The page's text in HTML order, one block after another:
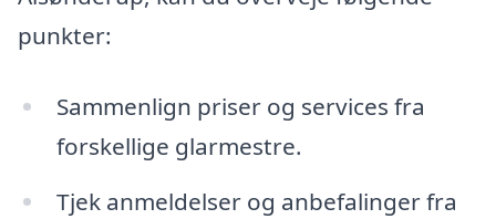
punkter:
Sammenlign priser og services fra
forskellige glarmestre.
Tjek anmeldelser og anbefalinger fra